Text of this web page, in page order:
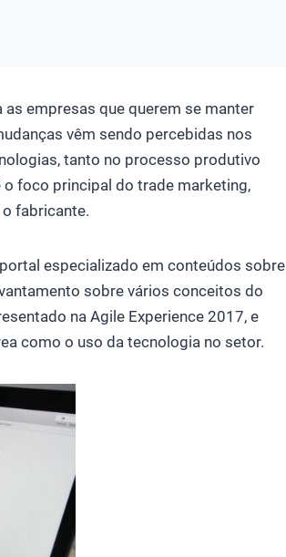
empresas que querem se manter
vêm sendo percebidas nos
tanto no processo produtivo
o foco principal do trade marketing,
fabricante.
especializado em conteúdos sobre
sobre vários conceitos do
na Agile Experience 2017, e
como o uso da tecnologia no setor.